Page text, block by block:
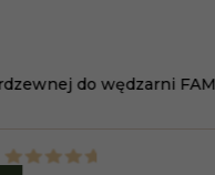
wędzarni CLASSIC